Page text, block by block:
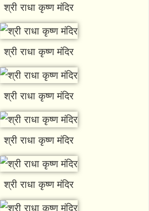
श्री राधा कृष्ण मंदिर
श्री राधा कृष्ण मंदिर
श्री राधा कृष्ण मंदिर
श्री राधा कृष्ण मंदिर
श्री राधा कृष्ण मंदिर